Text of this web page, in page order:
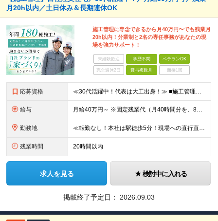
月20h以内／土日休み＆長期連休OK
施工管理に専念できるから月40万円〜でも残業月
20h以内！分業制と2名の専任事務があなたの現
場を強力サポート！
未経験歓迎 学歴不問 ベテランOK
完全週休2日 賞与複数月 面接1回
応募資格 ≪30代活躍中！代表は大工出身！≫ ■施工管理の実務経験がある方／木造施工管理経験者歓迎◎ ★S造・RC造（マンションや店舗）の経験のみでもOK！木造のノウハウは入社後にしっかり教えます！ ■学歴不問
給与 月給40万円～ ※固定残業代（月40時間分を、8万3000円～）を含む。上記を超える時間外労働分は追加で支給します ※試用期間6ヶ月（期間中の待遇・条件は変わりません） ★年間180棟の安定した
勤務地 ≪転勤なし！本社は駅徒歩5分！現場への直行直帰もあり◎≫ 以下のエリアの現場をお任せします。 ■東京都 │23区（新宿・渋谷・港・世田谷・目黒・大田・杉並・中野・練馬・品川） │多摩エリア（町田・
残業時間 20時間以内
求人を見る 検討中に入れる
掲載終了予定日： 2026.09.03